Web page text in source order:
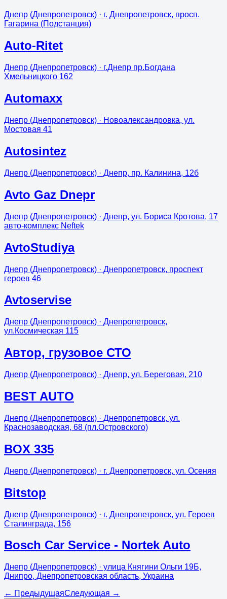
Днепр (Днепропетровск) · г. Днепропетровск, просп.
Гагарина (Подстанция)
Auto-Ritet
Днепр (Днепропетровск) · г.Днепр пр.Богдана
Хмельницкого 162
Automaxx
Днепр (Днепропетровск) · Новоалександровка, ул.
Мостовая 41
Autosintez
Днепр (Днепропетровск) · Днепр, пр. Калинина, 12б
Avto Gaz Dnepr
Днепр (Днепропетровск) · Днепр, ул. Бориса Кротова, 17
авто-комплекс Neftek
AvtoStudiya
Днепр (Днепропетровск) · Днепропетровск, проспект
героев 46
Avtoservise
Днепр (Днепропетровск) · Днепропетровск,
ул.Космическая 115
Aвтор, грузовое СТО
Днепр (Днепропетровск) · Днепр, ул. Береговая, 210
BEST AUTO
Днепр (Днепропетровск) · Днепропетровск, ул.
Краснозаводская, 68 (пл.Островского)
BOX 335
Днепр (Днепропетровск) · г. Днепропетровск, ул. Осеняя
Bitstop
Днепр (Днепропетровск) · г. Днепропетровск, ул. Героев
Сталинграда, 156
Bosch Car Service - Nortek Auto
Днепр (Днепропетровск) · улица Княгини Ольги 19Б,
Днипро, Днепропетровская область, Украина
← ПредыдущаяСледующая →